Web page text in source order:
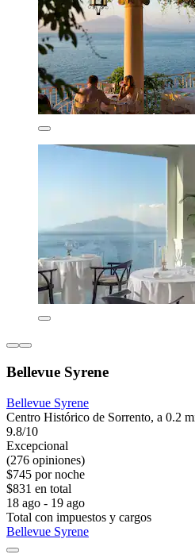
Bellevue Syrene
Bellevue Syrene
Centro Histórico de Sorrento, a 0.2
9.8/10
Excepcional
(276 opiniones)
$745 por noche
$831 en total
18 ago - 19 ago
Total con impuestos y cargos
Bellevue Syrene